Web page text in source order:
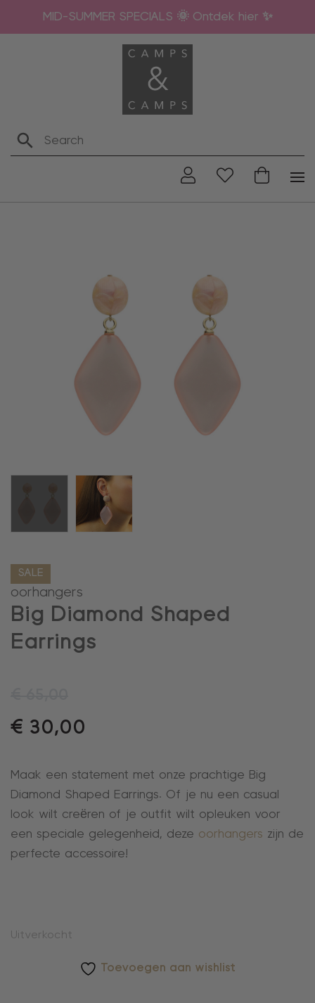
MID-SUMMER SPECIALS 🌞 Ontdek hier ✨
SALE
oorhangers
Big Diamond Shaped
Earrings
€ 30,00
Maak een statement met onze prachtige Big
Diamond Shaped Earrings. Of je nu een casual
look wilt creëren of je outfit wilt opleuken voor
een speciale gelegenheid, deze oorhangers zijn de
perfecte accessoire!
Uitverkocht
Toevoegen aan wishlist